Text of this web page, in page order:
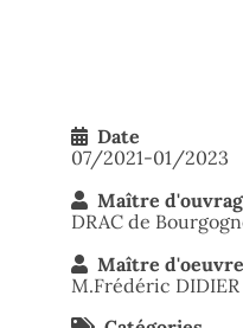
Date
07/2021-01/2023
Maître
DRAC de
Maître d'oeuvre
M.Frédéric